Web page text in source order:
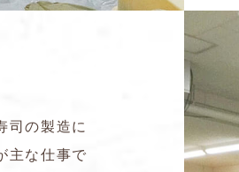
司の製造に
主な仕事で